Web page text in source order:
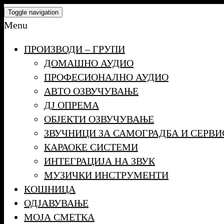
Skip
to
content
Toggle navigation
Menu
ПРОИЗВОДИ – ГРУПИ
ДОМАШНО АУДИО
ПРОФЕСИОНАЛНО АУДИО
АВТО ОЗВУЧУВАЊЕ
ДЈ ОПРЕМА
ОБЈЕКТИ ОЗВУЧУВАЊЕ
ЗВУЧНИЦИ ЗА САМОГРАДБА И
КАРАОКЕ СИСТЕМИ
ИНТЕГРАЦИЈА НА ЗВУК
МУЗИЧКИ ИНСТРУМЕНТИ
КОШНИЦА
ОДЈАВУВАЊЕ
МОЈА СМЕТКА